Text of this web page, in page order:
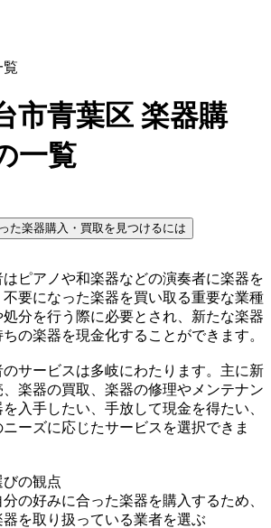
覧
市青葉区 楽器購
一覧
た楽器購入・買取を見つけるには
ピアノや和楽器などの演奏者に楽器を
要になった楽器を買い取る重要な業種
分を行う際に必要とされ、新たな楽器
の楽器を現金化することができます。
サービスは多岐にわたります。主に新
楽器の買取、楽器の修理やメンテナン
入手したい、手放して現金を得たい、
ーズに応じたサービスを選択できま
の観点
の好みに合った楽器を購入するため、
を取り扱っている業者を選ぶ